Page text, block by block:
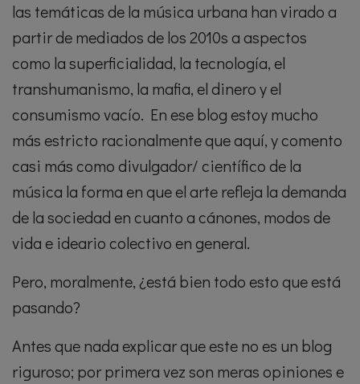
las temáticas de la música urbana han virado a
partir de mediados de los 2010s a aspectos
como la superficialidad, la tecnología, el
transhumanismo, la mafia, el dinero y el
consumismo vacío. En ese blog estoy mucho
más estricto racionalmente que aquí, y comento
casi más como divulgador/ científico de la
música la forma en que el arte refleja la demanda
de la sociedad en cuanto a cánones, modos de
vida e ideario colectivo en general.
Pero, moralmente, ¿está bien todo esto que está
pasando?
Antes que nada explicar que este no es un blog
riguroso; por primera vez son meras opiniones e